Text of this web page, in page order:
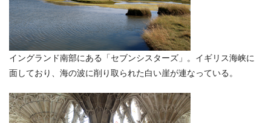
イングランド南部にある「セブンシスターズ」。イギリス海峡に
面しており、海の波に削り取られた白い崖が連なっている。